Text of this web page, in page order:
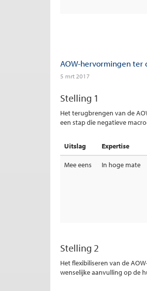
AOW-hervormingen ter
5 mrt 2017
Stelling 1
Het terugbrengen van de
een stap die negatieve
Uitslag Expertise
Mee eens In hoge mate
Stelling 2
Het flexibiliseren van de
wenselijke aanvulling op de